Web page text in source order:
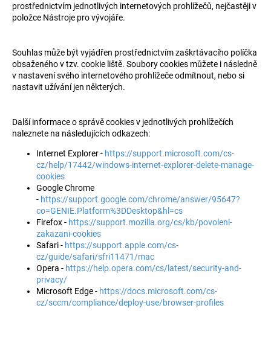
prostřednictvím jednotlivých internetových prohlížečů, nejčastěji v
položce Nástroje pro vývojáře.
Souhlas může být vyjádřen prostřednictvím zaškrtávacího políčka
obsaženého v tzv. cookie liště. Soubory cookies můžete i následně
v nastavení svého internetového prohlížeče odmítnout, nebo si
nastavit užívání jen některých.
Další informace o správě cookies v jednotlivých prohlížečích
naleznete na následujících odkazech:
Internet Explorer - https://support.microsoft.com/cs-
cz/help/17442/windows-internet-explorer-delete-manage-
cookies
Google Chrome
- https://support.google.com/chrome/answer/95647?
co=GENIE.Platform%3DDesktop&hl=cs
Firefox - https://support.mozilla.org/cs/kb/povoleni-
zakazani-cookies
Safari - https://support.apple.com/cs-
cz/guide/safari/sfri11471/mac
Opera - https://help.opera.com/cs/latest/security-and-
privacy/
Microsoft Edge - https://docs.microsoft.com/cs-
cz/sccm/compliance/deploy-use/browser-profiles